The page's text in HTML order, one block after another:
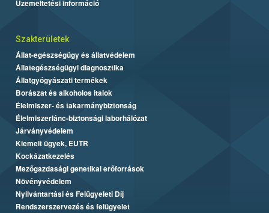
Üzemeltetési információ
Szakterületek
Állat-egészségügy és állatvédelem
Állategészségügyi diagnosztika
Állatgyógyászati termékek
Borászat és alkoholos italok
Élelmiszer- és takarmánybiztonság
Élelmiszerlánc-biztonsági laborhálózat
Járványvédelem
Kiemelt ügyek, EUTR
Kockázatkezelés
Mezőgazdasági genetikai erőforrások
Növényvédelem
Nyilvántartási és Felügyeleti Díj
Rendszerszervezés és felügyelet